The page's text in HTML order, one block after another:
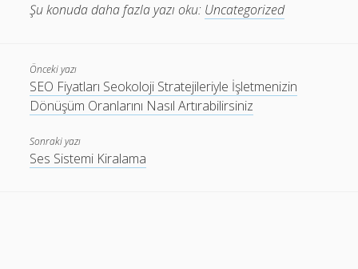
Şu konuda daha fazla yazı oku: Uncategorized
Önceki yazı
SEO Fiyatları Seokoloji Stratejileriyle İşletmenizin
Dönüşüm Oranlarını Nasıl Artırabilirsiniz
Sonraki yazı
Ses Sistemi Kiralama